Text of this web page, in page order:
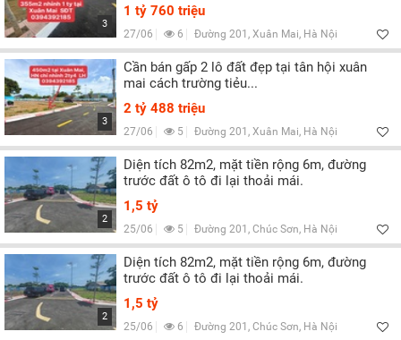
3
1 tỷ 760 triệu
27/06 6 Đường 201, Xuân Mai, Hà Nội
3
Cần bán gấp 2 lô đất đẹp tại tân hội xuân
mai cách trường tiẻu...
2 tỷ 488 triệu
27/06 5 Đường 201, Xuân Mai, Hà Nội
2
Diện tích 82m2, mặt tiền rộng 6m, đường
trước đất ô tô đi lại thoải mái.
1,5 tỷ
25/06 5 Đường 201, Chúc Sơn, Hà Nội
2
Diện tích 82m2, mặt tiền rộng 6m, đường
trước đất ô tô đi lại thoải mái.
1,5 tỷ
25/06 6 Đường 201, Chúc Sơn, Hà Nội